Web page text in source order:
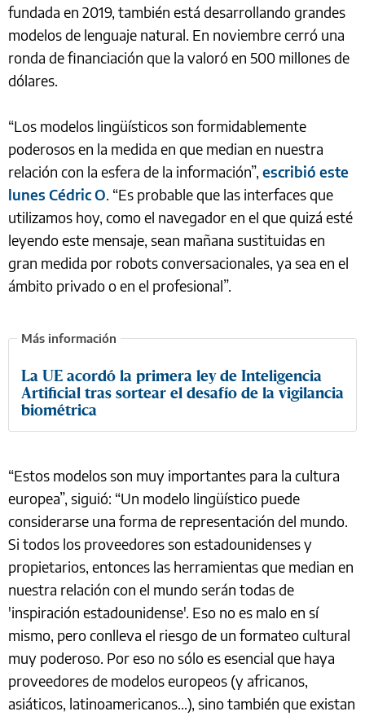
fundada en 2019, también está desarrollando grandes
modelos de lenguaje natural. En noviembre cerró una
ronda de financiación que la valoró en 500 millones de
dólares.
“Los modelos lingüísticos son formidablemente
poderosos en la medida en que median en nuestra
relación con la esfera de la información”, escribió este
lunes Cédric O. “Es probable que las interfaces que
utilizamos hoy, como el navegador en el que quizá esté
leyendo este mensaje, sean mañana sustituidas en
gran medida por robots conversacionales, ya sea en el
ámbito privado o en el profesional”.
La UE acordó la primera ley de Inteligencia
Artificial tras sortear el desafío de la vigilancia
biométrica
“Estos modelos son muy importantes para la cultura
europea”, siguió: “Un modelo lingüístico puede
considerarse una forma de representación del mundo.
Si todos los proveedores son estadounidenses y
propietarios, entonces las herramientas que median en
nuestra relación con el mundo serán todas de
'inspiración estadounidense'. Eso no es malo en sí
mismo, pero conlleva el riesgo de un formateo cultural
muy poderoso. Por eso no sólo es esencial que haya
proveedores de modelos europeos (y africanos,
asiáticos, latinoamericanos...), sino también que existan